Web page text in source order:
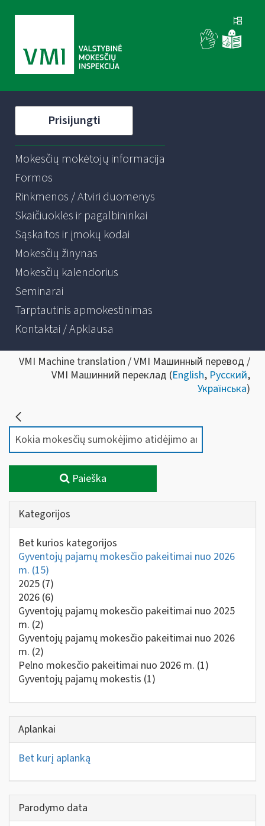
Prisijungti
Mokesčių mokėtojų informacija
Formos
Rinkmenos / Atviri duomenys
Skaičiuoklės ir pagalbininkai
Sąskaitos ir įmokų kodai
Mokesčių žinynas
Mokesčių kalendorius
Seminarai
Tarptautinis apmokestinimas
Kontaktai / Apklausa
VMI Machine translation / VMI Машинный перевод /
VMI Машинний переклад (English, Русский,
Українська)
Paieška
Kategorijos
Bet kurios kategorijos
Gyventojų pajamų mokesčio pakeitimai nuo 2026
m. (15)
2025 (7)
2026 (6)
Gyventojų pajamų mokesčio pakeitimai nuo 2025
m. (2)
Gyventojų pajamų mokesčio pakeitimai nuo 2026
m. (2)
Pelno mokesčio pakeitimai nuo 2026 m. (1)
Gyventojų pajamų mokestis (1)
Aplankai
Bet kurį aplanką
Parodymo data